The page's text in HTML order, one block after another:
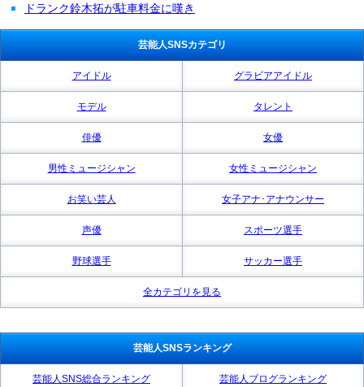
ドランク鈴木拓が駐車料金に嘆き
芸能人SNSカテゴリ
アイドル グラビアアイドル
モデル タレント
俳優 女優
男性ミュージシャン 女性ミュージシャン
お笑い芸人 女子アナ･アナウンサー
声優 スポーツ選手
野球選手 サッカー選手
全カテゴリを見る
芸能人SNSランキング
芸能人SNS総合ランキング 芸能人ブログランキング